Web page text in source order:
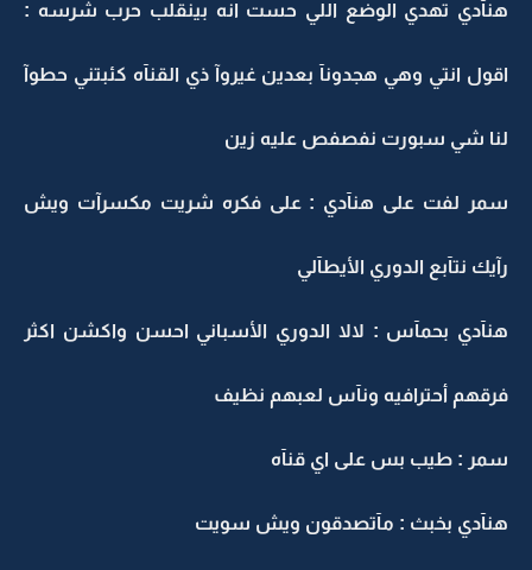
هنآدي تهدي الوضع اللي حست انه بينقلب حرب شرسه :
اقول انتي وهي هجدونآ بعدين غيروآ ذي القنآه كئبتني حطوآ
لنا شي سبورت نفصفص عليه زين
سمر لفت على هنآدي : على فكره شريت مكسرآت ويش
رآيك نتآبع الدوري الأيطآلي
هنآدي بحمآس : لالا الدوري الأسباني احسن واكشن اكثر
فرقهم أحترافيه ونآس لعبهم نظيف
سمر : طيب بس على اي قنآه
هنآدي بخبث : مآتصدقون ويش سويت